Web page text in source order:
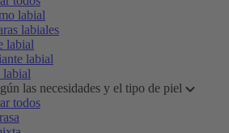
labial
labiales
labial
labial
labial
las necesidades y el tipo de piel
todos